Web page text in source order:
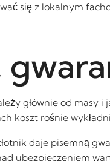
się z lokalnym
głównie od masy
koszt rośnie
daje pisemną
ubezpieczeniem